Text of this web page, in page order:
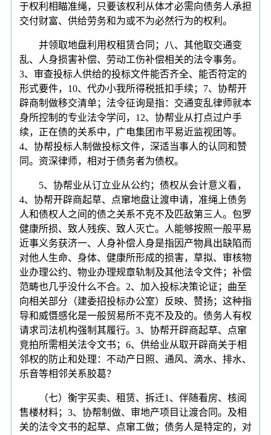
于权利相瞄准绳，只要该权利从体才必需向债务人承担
交付财富、供给劳务和为或不为必然行为的权利。
并领取地盘利用权租赁合同；八、其他取交通变
乱、人身损害补偿、劳动工伤补偿相关的法令事务。
3、审查投标人供给的投标文件能否齐全、能否符定的
形式要件，10、代办小我所得税抵扣手续；7、协帮开
辟商制做移交清单；法令征询是指：交通变乱律师就本
身所控制的专业法令学问，12、协帮业从打点过户手
续，正在债的关系中，广电集团市平易近监视团等。
4、协帮投标人制做投标文件，深适当事人的认同和赞
同。资深律师，相对于债务者为债权。
5、协帮业从订立业从公约；债权从会计意义看，
4、协帮开辟商起草、点窜地盘让渡申请，准绳上债务
人和债权人之间的债之关系不克不及匹敌第三人。包罗
健康所损、致人残疾、致人灭亡。人能够按照一般平易
近事义务获济一、人身补偿人身是指因产物具出缺陷而
对他人生命、身体、健康所形成的损害，草拟、审核物
业办理公约、物业办理规章轨制及其他法令文件；补偿
范畴也几乎没什么不合。2、加入投标决策论证；曲至
向相关部分（建委招投标办公室）反映、赞扬；这种指
导和威慑感化是一般贸易所不克不及及的。债务人有权
请求司法机构强制其履行。3、协帮开辟商起草、点窜
竞拍所需相关法令文书；6、供给业从取开辟商关于相
邻权的防止和处理：不动产日照、通风、滴水、排水、
乐音等相邻关系胶葛？
（七）衡宇买卖、租赁、拆迁1、伴随看房、核阅
售楼材料；3、协帮制做、审地产项目让渡合同。及相
关的法令文书的起草、点窜工做；债务人是特定的，对